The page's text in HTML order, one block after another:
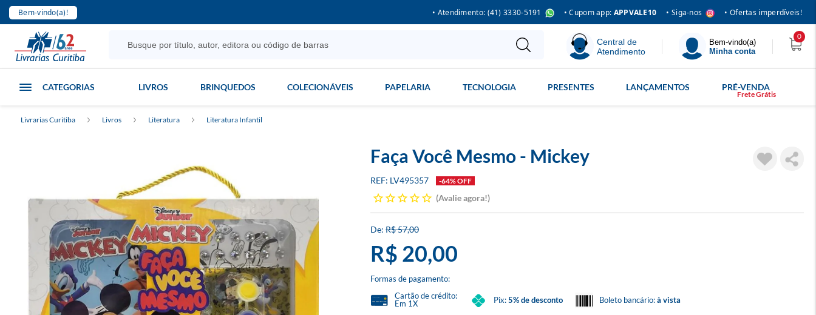
Bem-vindo(a)! • Atendimento: (41) 3330-5191 • Cupom app: APPVALE10 • Siga-nos • Ofertas imperdíveis!
Central de
Atendimento
Bem-vindo(a)
Minha conta
0
CATEGORIAS LIVROS BRINQUEDOS COLECIONÁVEIS PAPELARIA TECNOLOGIA PRESENTES LANÇAMENTOS PRÉ-VENDA
Livrarias Curitiba Livros Literatura Literatura Infantil
Faça Você Mesmo - Mickey
LV495357 -64% OFF
Avalie agora!
R$ 57,00
R$ 20,00
Formas de pagamento:
Cartão de crédito:
Em 1X
Pix:5% de desconto Boleto bancário:à vista